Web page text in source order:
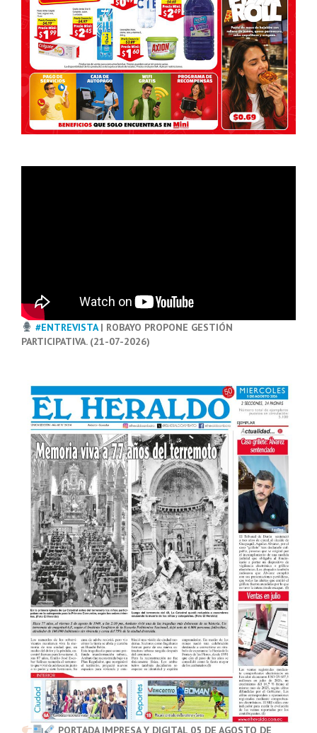
#ENTREVISTA| ROBAYO PROPONE GESTIÓN
PARTICIPATIVA. (21-07-2026)
PORTADA IMPRESA Y DIGITAL 05 DE AGOSTO DE